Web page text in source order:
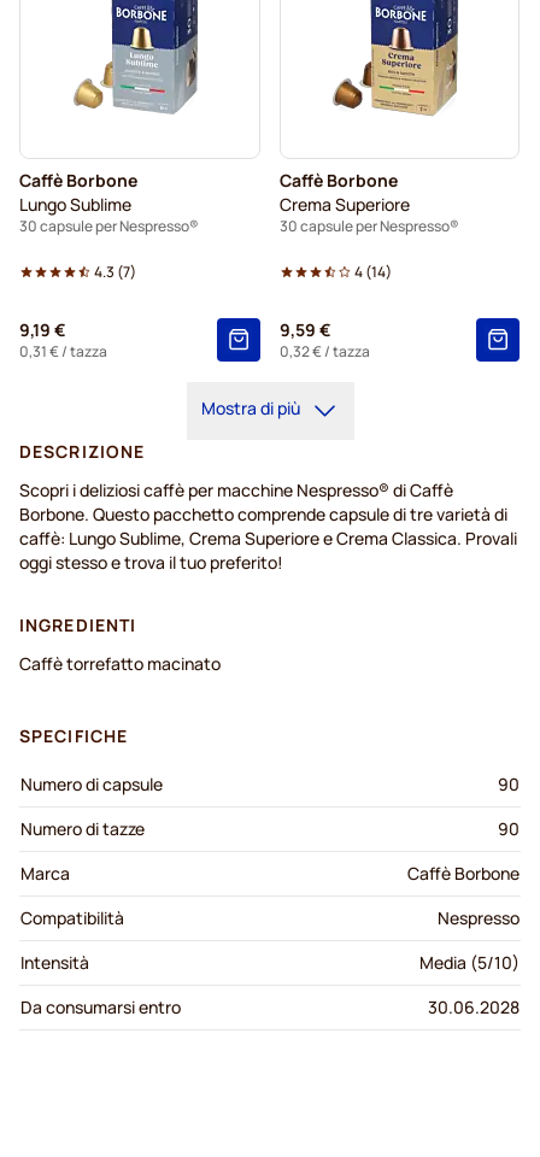
Caffè Borbone
Lungo Sublime
30 capsule per Nespresso®
4.3 (7)
9,19 €
0,31 €/ tazza
Caffè Borbone
Crema Superiore
30 capsule per Nespresso®
4(14)
9,59 €
0,32 €/ tazza
Mostra di più
DESCRIZIONE
Scopri i deliziosi caffè per macchine Nespresso® di Caffè
Borbone. Questo pacchetto comprende capsule di tre varietà di
caffè: Lungo Sublime, Crema Superiore e Crema Classica. Provali
oggi stesso e trova il tuo preferito!
INGREDIENTI
Caffè torrefatto macinato
SPECIFICHE
Numero di capsule
90
Numero di tazze
90
Marca
Caffè Borbone
Compatibilità
Nespresso
Intensità
Media (5/10)
Da consumarsi entro
30.06.2028